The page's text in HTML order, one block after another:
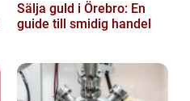
Sälja guld i Örebro: En
guide till smidig handel